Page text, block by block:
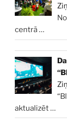
centrā…
aktualizēt…